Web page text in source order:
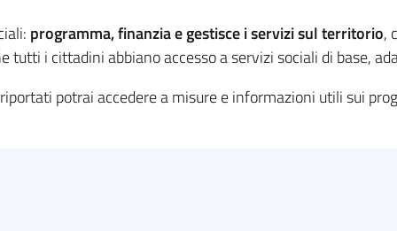
programma, finanzia e gestisce i servizi sul territorio,
tutti i cittadini abbiano accesso a servizi sociali di base,
potrai accedere a misure e informazioni utili sui